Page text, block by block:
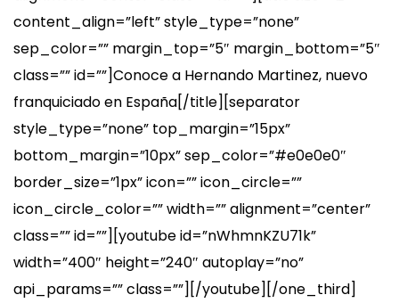
content_align=”left” style_type=”none”
sep_color=”” margin_top=”5″ margin_bottom=”5″
class=”” id=””]Conoce a Hernando Martinez, nuevo
franquiciado en España[/title][separator
style_type=”none” top_margin=”15px”
bottom_margin=”10px” sep_color=”#e0e0e0″
border_size=”1px” icon=”” icon_circle=””
icon_circle_color=”” width=”” alignment=”center”
class=”” id=””][youtube id=”nWhmnKZU71k”
width=”400″ height=”240″ autoplay=”no”
api_params=”” class=””][/youtube][/one_third]